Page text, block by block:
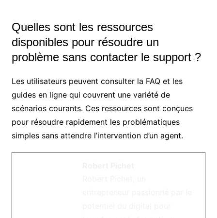
Quelles sont les ressources
disponibles pour résoudre un
problème sans contacter le support ?
Les utilisateurs peuvent consulter la FAQ et les
guides en ligne qui couvrent une variété de
scénarios courants. Ces ressources sont conçues
pour résoudre rapidement les problématiques
simples sans attendre l’intervention d’un agent.